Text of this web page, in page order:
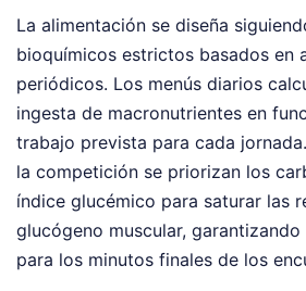
La alimentación se diseña
bioquímicos estrictos basados en
periódicos. Los menús diarios
ingesta de macronutrientes en
trabajo prevista para cada
la competición se priorizan los
índice glucémico para saturar las
glucógeno muscular,
para los minutos finales de los